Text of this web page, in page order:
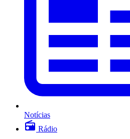
Notícias
Rádio